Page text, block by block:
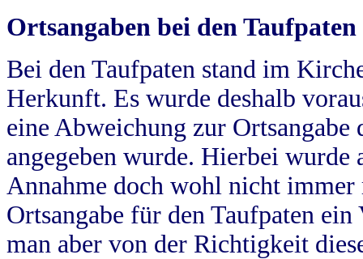
Ortsangaben bei den Taufpaten
Bei den Taufpaten stand im
Herkunft. Es wurde deshalb
eine Abweichung zur
angegeben wurde. Hierbei wurde
Annahme doch wohl nicht
Ortsangabe für den Taufpaten
man aber von der Richtigkeit